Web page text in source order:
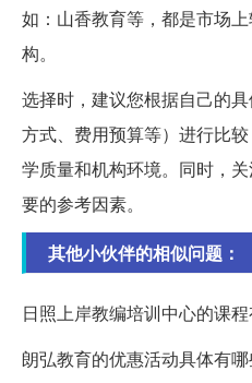
如：山香教育等，都是市场
构。
选择时，建议您根据自己的
方式、费用预算等）进行比
学质量和机构环境。同时，
要的参考因素。
其他小伙伴的相似问题：
日照上岸教编培训中心的课程
朗弘教育的优惠活动具体有哪